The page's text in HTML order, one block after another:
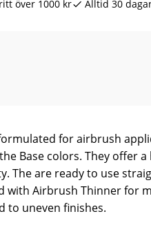
över 1000 kr Alltid 30
for airbrush
Base colors. They offer
The are ready to use
with Airbrush Thinner for
to uneven finishes.